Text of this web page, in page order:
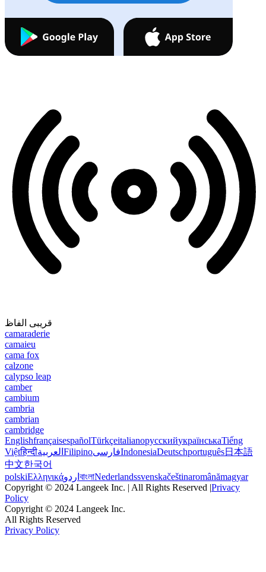
قریبی الفاظ
camaraderie
camaieu
cama fox
calzone
calypso leap
camber
cambium
cambria
cambrian
cambridge
EnglishfrançaisespañolTürkçeitalianoрусскийукраїнськаTiếng
Việtहिन्दीالعربية FilipinoفارسیIndonesiaDeutschportuguês日本語
中文한국어
polskiΕλληνικάاردو বাংলাNederlandssvenskačeštinaromânămagyar
Copyright © 2024 Langeek Inc. | All Rights Reserved |Privacy
Policy
Copyright © 2024 Langeek Inc.
All Rights Reserved
Privacy Policy